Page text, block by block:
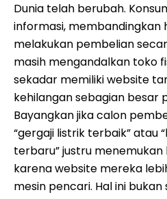
Dunia telah berubah.
informasi, membandingkan
melakukan pembelian
masih mengandalkan toko
sekadar memiliki website
kehilangan sebagian besar
Bayangkan jika calon
“gergaji listrik terbaik” atau
terbaru” justru
karena website mereka
mesin pencari. Hal ini